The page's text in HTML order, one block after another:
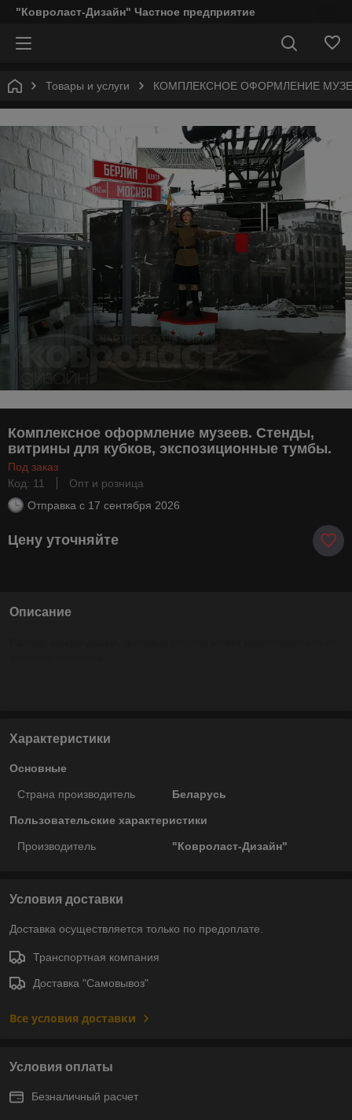
"Ковроласт-Дизайн" Частное предприятие
Товары и услуги КОМПЛЕКСНОЕ ОФОРМЛЕНИЕ
Комплексное оформление музеев. Стенды,
витрины для кубков, экспозиционные тумбы.
Под заказ
Код: 11
Опт и розница
Отправка с 17 сентября 2026
Цену уточняйте
Описание
Характеристики
Основные
Страна производитель Беларусь
Пользовательские характеристики
Производитель "Ковроласт-Дизайн"
Условия доставки
Доставка осуществляется только по предоплате.
Транспортная компания
Доставка "Самовывоз"
Все условия доставки
Условия оплаты
Безналичный расчет